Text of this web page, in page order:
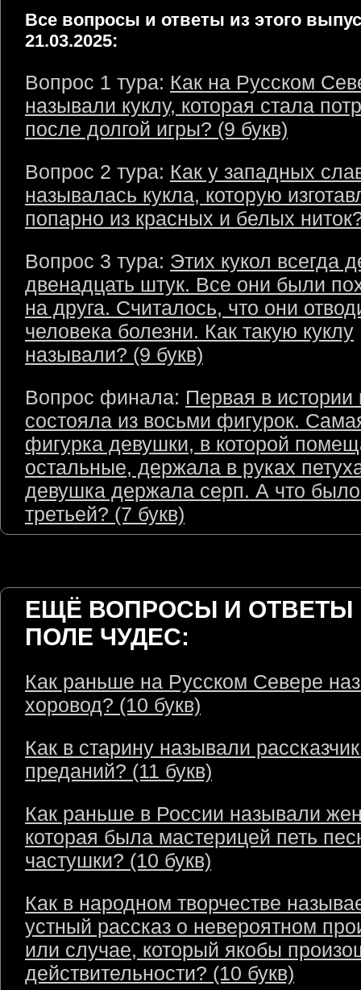
Все вопросы и ответы из этого
21.03.2025:
Вопрос 1 тура: Как на Русском
называли куклу, которая стала
после долгой игры? (9 букв)
Вопрос 2 тура: Как у западных
называлась кукла, которую
попарно из красных и белых
Вопрос 3 тура: Этих кукол всегда
двенадцать штук. Все они были
на друга. Считалось, что они
человека болезни. Как такую куклу
называли? (9 букв)
Вопрос финала: Первая в
состояла из восьми фигурок.
фигурка девушки, в которой
остальные, держала в руках
девушка держала серп. А что было
третьей? (7 букв)
ЕЩЁ ВОПРОСЫ И ОТВЕТЫ
ПОЛЕ ЧУДЕС:
Как раньше на Русском Севере
хоровод? (10 букв)
Как в старину называли
преданий? (11 букв)
Как раньше в России называли
которая была мастерицей петь
частушки? (10 букв)
Как в народном творчестве
устный рассказ о невероятном
или случае, который якобы
действительности? (10 букв)